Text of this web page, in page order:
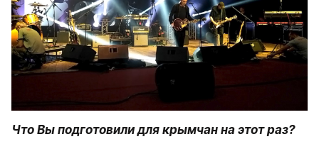
Что Вы подготовили для крымчан на этот раз?